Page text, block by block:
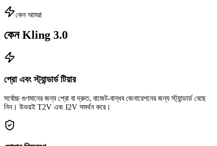
কেন আমরা
কেন Kling 3.0
প্রো এবং স্ট্যান্ডার্ড টিয়ার
সর্বোচ্চ গুণমানের জন্য প্রো বা দ্রুত, বাজেট-বান্ধব জেনারেশনের জন্য স্ট্যান্ডার্ড বেছে
নিন। উভয়ই T2V এবং I2V সমর্থন করে।